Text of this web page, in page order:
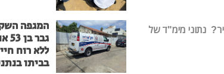
נתוני מימ"ד של
המגפה
גבר
ללא רוח
בביתו